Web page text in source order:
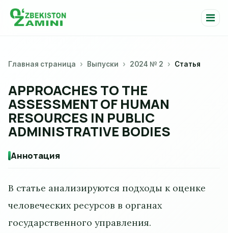
Главная страница Выпуски 2024 № 2 Статья
APPROACHES TO THE
ASSESSMENT OF HUMAN
RESOURCES IN PUBLIC
ADMINISTRATIVE BODIES
Аннотация
В статье анализируются подходы к оценке
человеческих ресурсов в органах
государственного управления.